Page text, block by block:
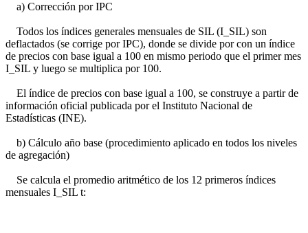
a) Corrección por IPC
Todos los índices generales mensuales de SIL (I_SIL) son
deflactados (se corrige por IPC), donde se divide por con un índice
de precios con base igual a 100 en mismo periodo que el primer mes
I_SIL y luego se multiplica por 100.
El índice de precios con base igual a 100, se construye a partir de
información oficial publicada por el Instituto Nacional de
Estadísticas (INE).
b) Cálculo año base (procedimiento aplicado en todos los niveles
de agregación)
Se calcula el promedio aritmético de los 12 primeros índices
mensuales I_SIL t: